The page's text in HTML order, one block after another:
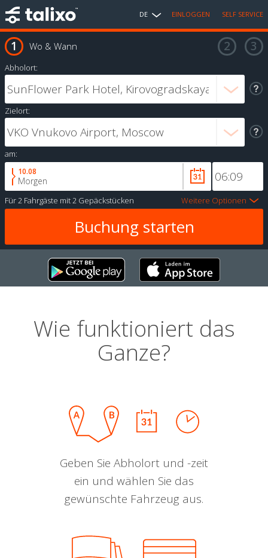
DE EINLOGGEN SELF SERVICE
Wo & Wann
Abholort:
Zielort:
am:
10.08
Morgen
Für2 Fahrgäste mit2 Gepäckstücken Weitere Optionen
Wie funktioniert das
Ganze?
Geben Sie Abholort und -zeit
ein und wählen Sie das
gewünschte Fahrzeug aus.